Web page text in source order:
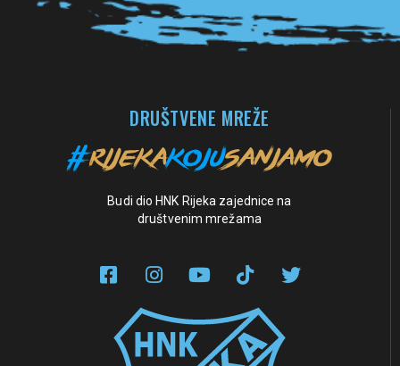
DRUŠTVENE MREŽE
Budi dio HNK Rijeka zajednice na
društvenim mrežama